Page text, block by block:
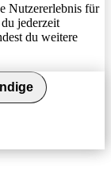
Nutzererlebnis für
jederzeit
du weitere